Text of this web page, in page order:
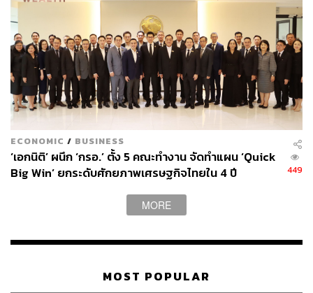
Binance TH Square เวิร์กช็อปแบบจับมือทำ 101 ตั้งแต่
พื้นฐานการเปิดบัญชี การเริ่มลงทุนบิทคอยน์ มายด์เซ็
ตก่อนเริ่มลงทุนคริปโต
Binance TH Tuk Tuk อีกหนึ่งแลนด์มาร์กที่ถ่ายทอด
ความเป็นส่วนหนึ่งของแพลตฟอร์มในสังคมไทย
โอกาสในโลกการเงินยุคใหม่ มากกว่าการซื้อขาย
เหรียญ นี่คืองานที่จะเปิดโลกทางอาชีพ หรือการนำ
โตและบล็อกเชนจากสปีกเกอร์แนวหน้าของวงการ
ECONOMIC / BUSINESS
‘เอกนิติ’ ผนึก ‘กรอ.’ ตั้ง 5 คณะทำงาน จัดทำแผน ‘Quick
Big Win’ ยกระดับศักยภาพเศรษฐกิจไทยใน 4 ปี
449
MORE
MOST POPULAR